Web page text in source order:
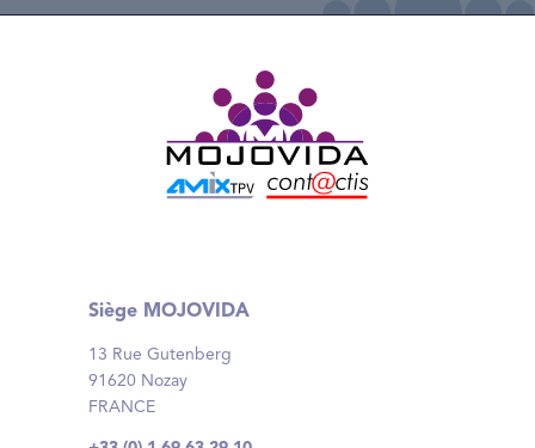
Siège MOJOVIDA
13 Rue Gutenberg
91620 Nozay
FRANCE